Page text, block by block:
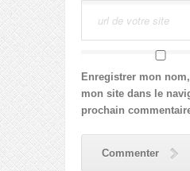
Enregistrer mon
mon site dans le
prochain
Commenter